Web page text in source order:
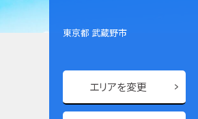
東京都 武蔵野市
エリアを変更